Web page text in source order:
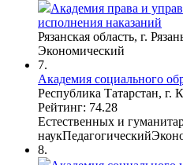
Академия права и
исполнения наказаний
Рязанская область, г.
Экономический
7.
Академия социального
Республика Татарстан, г.
Рейтинг: 74.28
Естественных и
наукПедагогический
8.